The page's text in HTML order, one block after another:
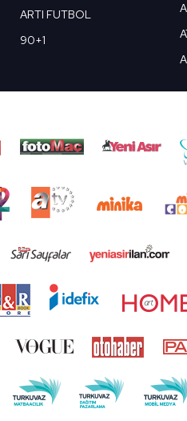
ARTI FUTBOL
90+1